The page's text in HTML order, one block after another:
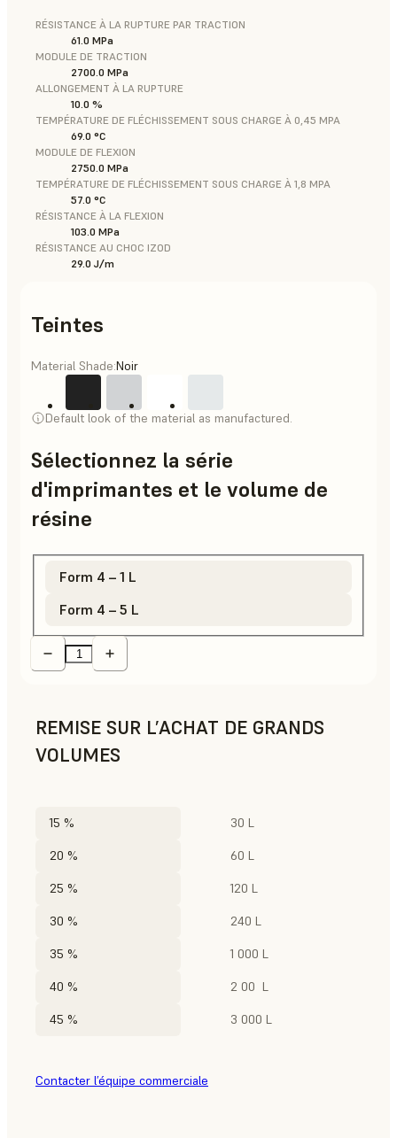
RÉSISTANCE À LA RUPTURE PAR TRACTION
61.0 MPa
MODULE DE TRACTION
2700.0 MPa
ALLONGEMENT À LA RUPTURE
10.0 %
TEMPÉRATURE DE FLÉCHISSEMENT SOUS CHARGE À 0,45 MPA
69.0 °C
MODULE DE FLEXION
2750.0 MPa
TEMPÉRATURE DE FLÉCHISSEMENT SOUS CHARGE À 1,8 MPA
57.0 °C
RÉSISTANCE À LA FLEXION
103.0 MPa
RÉSISTANCE AU CHOC IZOD
29.0 J/m
Teintes
Material Shade:Noir
Default look of the material as manufactured.
Sélectionnez la série
d'imprimantes et le volume de
résine
Form 4 – 1 L
Form 4 – 5 L
REMISE SUR L’ACHAT DE GRANDS
VOLUMES
15 % 30 L
20 % 60 L
25 % 120 L
30 % 240 L
35 % 1 000 L
40 % 2 00 L
45 % 3 000 L
Contacter l’équipe commerciale